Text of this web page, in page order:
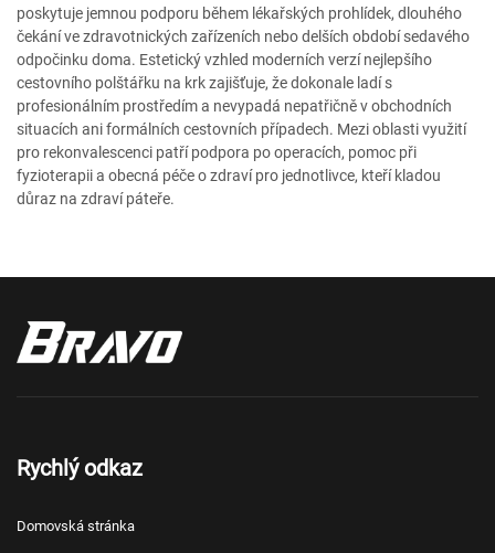
poskytuje jemnou podporu během lékařských prohlídek, dlouhého
čekání ve zdravotnických zařízeních nebo delších období sedavého
odpočinku doma. Estetický vzhled moderních verzí nejlepšího
cestovního polštářku na krk zajišťuje, že dokonale ladí s
profesionálním prostředím a nevypadá nepatřičně v obchodních
situacích ani formálních cestovních případech. Mezi oblasti využití
pro rekonvalescenci patří podpora po operacích, pomoc při
fyzioterapii a obecná péče o zdraví pro jednotlivce, kteří kladou
důraz na zdraví páteře.
Rychlý odkaz
Domovská stránka